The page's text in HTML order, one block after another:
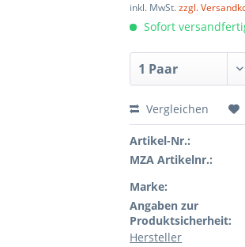
inkl. MwSt.zzgl.
Sofort
Vergleichen
Artikel-Nr.:
MZA Artikelnr.:
Marke:
Angaben zur
Produktsicherheit:
Hersteller